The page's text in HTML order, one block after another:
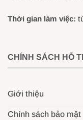
Thời gian làm việc:
CHÍNH SÁCH HỖ
Giới thiệu
Chính sách bảo mật